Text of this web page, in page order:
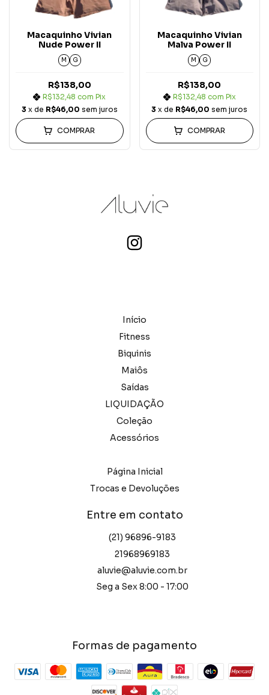
Macaquinho Vivian
Nude Power II
M G
R$138,00
R$132,48com Pix
3 x de R$46,00 sem juros
COMPRAR
Macaquinho Vivian
Malva Power II
M G
R$138,00
R$132,48 com Pix
3 x de R$46,00 sem juros
COMPRAR
Início
Fitness
Biquinis
Maiôs
Saídas
LIQUIDAÇÃO
Coleção
Acessórios
Página Inicial
Trocas e Devoluções
Entre em contato
(21) 96896-9183
21968969183
aluvie@aluvie.com.br
Seg a Sex 8:00 - 17:00
Formas de pagamento